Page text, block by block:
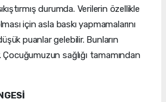
durumda. Verilerin özellikle
için asla baskı yapmamalarını
puanlar gelebilir. Bunların
sağlığı tamamından